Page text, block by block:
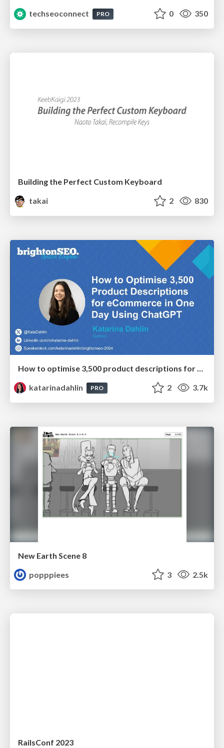
techseoconnect
PRO 0 350
Building the Perfect Custom Keyboard
takai
2 830
How to optimise 3,500 product descriptions for ecommerce in one day using ChatGPT
katarinadahlin
PRO 2 3.7k
New Earth Scene 8
popppiees
3 2.5k
RailsConf 2023